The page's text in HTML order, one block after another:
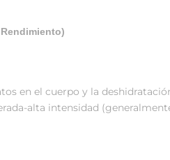
en el cuerpo y la
alta intensidad